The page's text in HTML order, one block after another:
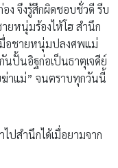
ง จึงรู้สึกผิดชอบชั่วดี รีบ
ยหนุ่มร้องไห้โฮ สำนึก
อชายหนุ่มปลงศพแม่
ปั้นอิฐก่อเป็นธาตุเจดีย์
ฆ่าแม่” จนตราบทุกวันนี้
ปสำนึกได้เมื่อยามจาก